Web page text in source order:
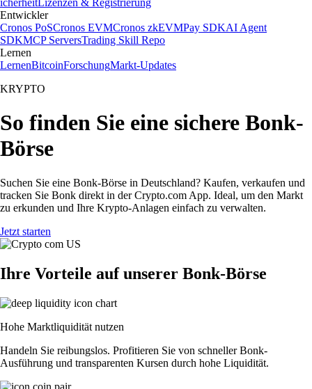
icherheitLizenzen & Registrierung
Entwickler
Cronos PoSCronos EVMCronos zkEVMPay SDKAI Agent
SDKMCP ServersTrading Skill Repo
Lernen
LernenBitcoinForschungMarkt-Updates
KRYPTO
So finden Sie eine sichere Bonk-
Börse
Suchen Sie eine Bonk-Börse in Deutschland? Kaufen, verkaufen und
tracken Sie Bonk direkt in der Crypto.com App. Ideal, um den Markt
zu erkunden und Ihre Krypto-Anlagen einfach zu verwalten.
Jetzt starten
Ihre Vorteile auf unserer Bonk-Börse
Hohe Marktliquidität nutzen
Handeln Sie reibungslos. Profitieren Sie von schneller Bonk-
Ausführung und transparenten Kursen durch hohe Liquidität.